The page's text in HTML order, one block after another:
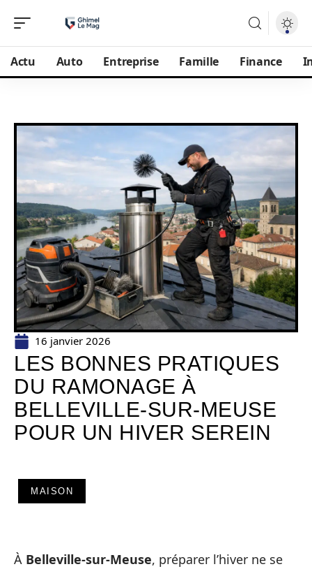
Actu Auto Entreprise Famille Finance
16 janvier 2026
LES BONNES PRATIQUES
DU RAMONAGE À
BELLEVILLE-SUR-MEUSE
POUR UN HIVER SEREIN
MAISON
À Belleville-sur-Meuse, préparer l’hiver ne se